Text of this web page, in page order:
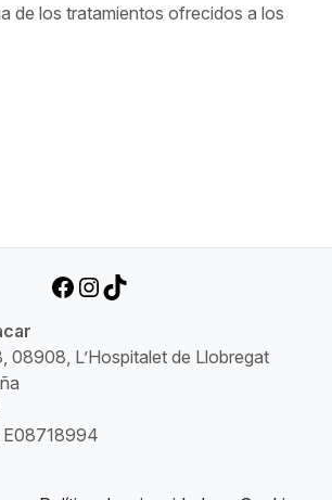
de los tratamientos ofrecidos a los
Facebook
Instagram
TikTok
08908, L’Hospitalet de Llobregat
E08718994